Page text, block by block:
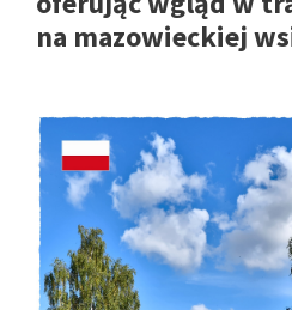
na mazowieckiej